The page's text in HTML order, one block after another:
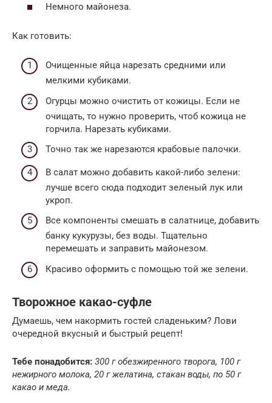
Немного майонеза.
Как готовить:
Очищенные яйца нарезать средними или
мелкими кубиками.
Огурцы можно очистить от кожицы. Если не
очищать, то нужно проверить, чтоб кожица не
горчила. Нарезать кубиками.
Точно так же нарезаются крабовые палочки.
В салат можно добавить какой-либо зелени:
лучше всего сюда подходит зеленый лук или
укроп.
Все компоненты смешать в салатнице, добавить
банку кукурузы, без воды. Тщательно
перемешать и заправить майонезом.
Красиво оформить с помощью той же зелени.
Творожное какао-суфле
Думаешь, чем накормить гостей сладеньким? Лови
очередной вкусный и быстрый рецепт!
Тебе понадобится: 300 г обезжиренного творога, 100 г
нежирного молока, 20 г желатина, стакан воды, по 50 г
какао и меда.